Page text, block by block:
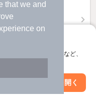
that we and
on
お部屋探し
検索やお気に入り保存など、
アプリを開く
料）
絞り込み条件を変更